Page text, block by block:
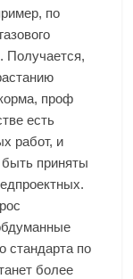
по
Получается,
проф
есть
работ, и
приняты
стандарта по
более